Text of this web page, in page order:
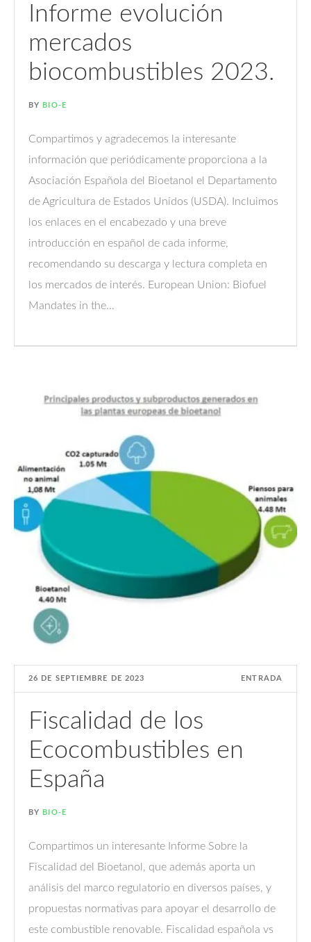
Informe evolución
mercados
biocombustibles 2023.
BY BIO-E
Compartimos y agradecemos la interesante
información que periódicamente proporciona a la
Asociación Española del Bioetanol el Departamento
de Agricultura de Estados Unidos (USDA). Incluimos
los enlaces en el encabezado y una breve
introducción en español de cada informe,
recomendando su descarga y lectura completa en
los mercados de interés. European Union: Biofuel
Mandates in the...
26 DE SEPTIEMBRE DE 2023 ENTRADA
Fiscalidad de los
Ecocombustibles en
España
BY BIO-E
Compartimos un interesante Informe Sobre la
Fiscalidad del Bioetanol, que además aporta un
análisis del marco regulatorio en diversos países, y
propuestas normativas para apoyar el desarrollo de
este combustible renovable. Fiscalidad española vs